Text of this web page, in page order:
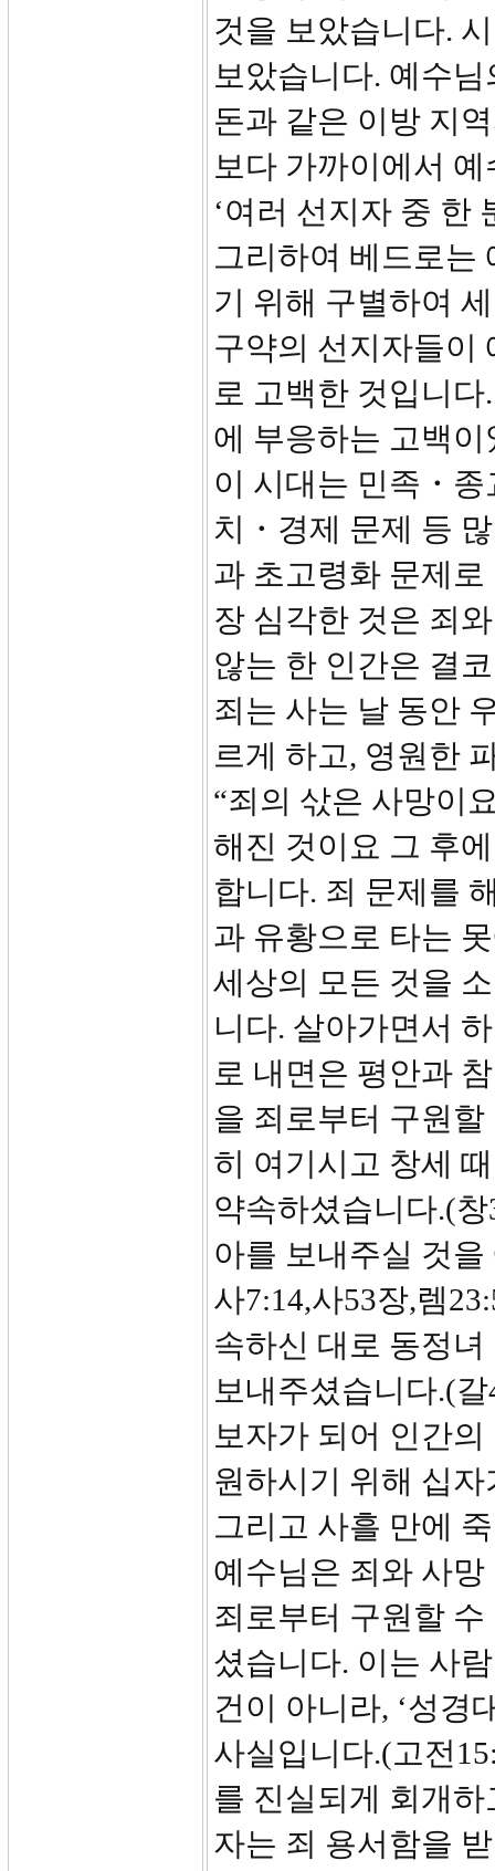
것을 보았습니다.
보았습니다. 예수
돈과 같은 이방 지
보다 가까이에서
‘여러 선지자 중 한
그리하여 베드로는
기 위해 구별하여
구약의 선지자들이
로 고백한 것입니
에 부응하는 고백
이 시대는 민족・
치・경제 문제 등
과 초고령화 문제
장 심각한 것은 죄
않는 한 인간은 결
죄는 사는 날 동안
르게 하고, 영원한
“죄의 삯은 사망이
해진 것이요 그 후
합니다. 죄 문제를
과 유황으로 타는
세상의 모든 것을
니다. 살아가면서
로 내면은 평안과
을 죄로부터 구원
히 여기시고 창세
약속하셨습니다.(
아를 보내주실 것을
사7:14,사53장,렘
속하신 대로 동정
보내주셨습니다.(
보자가 되어 인간
원하시기 위해 십
그리고 사흘 만에
예수님은 죄와 사
죄로부터 구원할
셨습니다. 이는 사
건이 아니라, ‘성경
사실입니다.(고전
를 진실되게 회개
자는 죄 용서함을